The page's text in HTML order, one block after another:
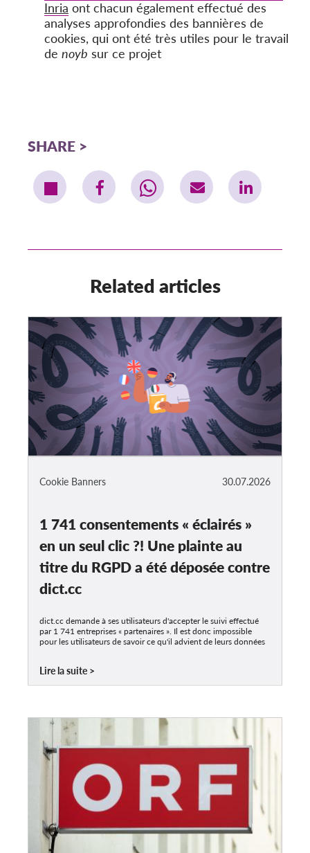
Inria ont chacun également effectué des
analyses approfondies des bannières de
cookies, qui ont été très utiles pour le travail
de noyb sur ce projet
SHARE
Related articles
30.07.2026
Cookie Banners
1 741 consentements « éclairés »
en un seul clic ?! Une plainte au
titre du RGPD a été déposée contre
dict.cc
dict.cc demande à ses utilisateurs d'accepter le suivi effectué
par 1 741 entreprises « partenaires ». Il est donc impossible
pour les utilisateurs de savoir ce qu'il advient de leurs données
Lire la suite